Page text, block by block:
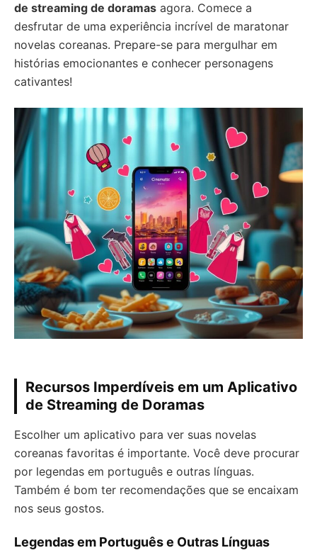
de streaming de doramas agora. Comece a
desfrutar de uma experiência incrível de maratonar
novelas coreanas. Prepare-se para mergulhar em
histórias emocionantes e conhecer personagens
cativantes!
Recursos Imperdíveis em um Aplicativo
de Streaming de Doramas
Escolher um aplicativo para ver suas novelas
coreanas favoritas é importante. Você deve procurar
por legendas em português e outras línguas.
Também é bom ter recomendações que se encaixam
nos seus gostos.
Legendas em Português e Outras Línguas